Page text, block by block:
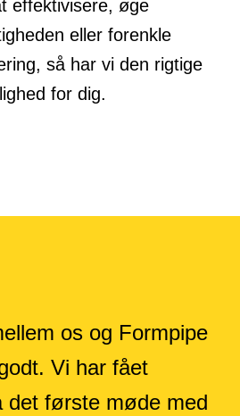
effektivisere, øge
eller forenkle
så har vi den rigtige
for dig.
os og Formpipe
Vi har fået
det første møde med